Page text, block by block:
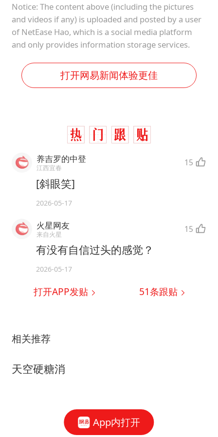
Notice: The content above (including the pictures
and videos if any) is uploaded and posted by a user
of NetEase Hao, which is a social media platform
and only provides information storage services.
打开网易新闻体验更佳
养吉罗的中登
江西宜春 15
[斜眼笑]
2026-05-17
火星网友
来自火星 15
有没有自信过头的感觉？
2026-05-17
打开APP发贴 51条跟贴
相关推荐
天空硬糖消
App内打开